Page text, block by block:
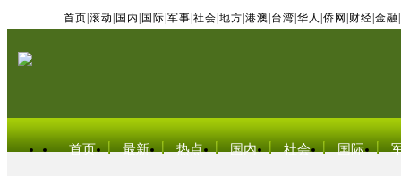
首页 滚动 国内 国际 军事 社会 地方 港澳 台湾 华人 侨网 财经 金融
首页 最新 热点 国内 社会 国际